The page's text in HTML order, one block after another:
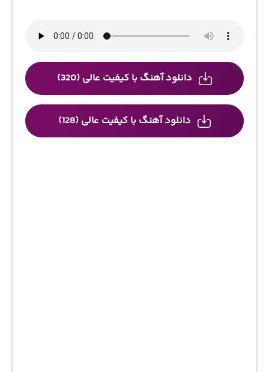
دانلود آهنگ با کیفیت عالی (320)
دانلود آهنگ با کیفیت عالی (128)